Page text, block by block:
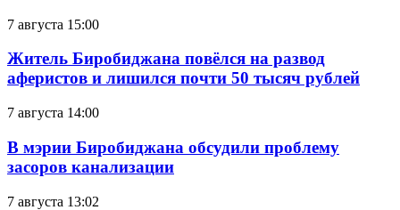
7 августа 15:00
Житель Биробиджана повёлся на развод
аферистов и лишился почти 50 тысяч рублей
7 августа 14:00
В мэрии Биробиджана обсудили проблему
засоров канализации
7 августа 13:02